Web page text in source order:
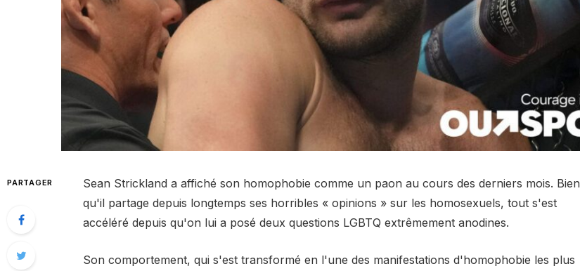
PARTAGER
Sean Strickland a affiché son homophobie comme un paon au cours des derniers mois. Bien
qu'il partage depuis longtemps ses horribles « opinions » sur les homosexuels, tout s'est
accéléré depuis qu'on lui a posé deux questions LGBTQ extrêmement anodines.
Son comportement, qui s'est transformé en l'une des manifestations d'homophobie les plus